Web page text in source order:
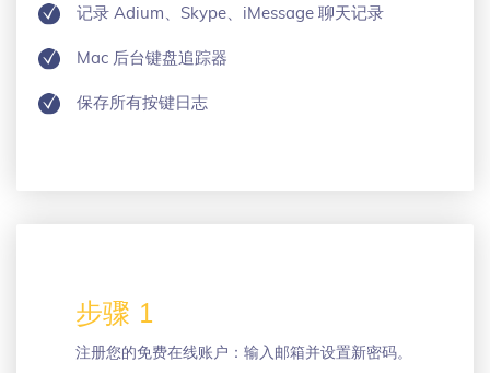
记录 Adium、Skype、iMessage 聊天记录
Mac 后台键盘追踪器
保存所有按键日志
步骤 1
注册您的免费在线账户：输入邮箱并设置新密码。